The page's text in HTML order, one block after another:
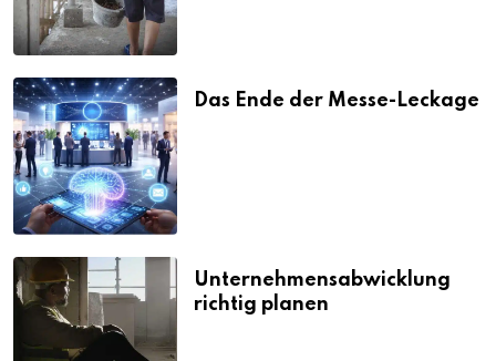
Das Ende der Messe-Leckage
Unternehmensabwicklung
richtig planen